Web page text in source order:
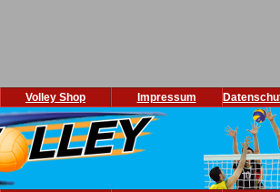
Volley Shop Impressum